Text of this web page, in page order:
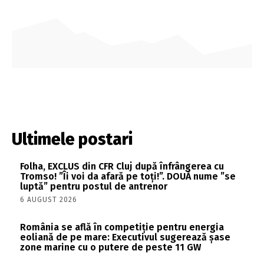
Ultimele postari
Folha, EXCLUS din CFR Cluj după înfrângerea cu
Tromso! ”Îi voi da afară pe toți!”. DOUĂ nume ”se
luptă” pentru postul de antrenor
6 AUGUST 2026
România se află în competiție pentru energia
eoliană de pe mare: Executivul sugerează șase
zone marine cu o putere de peste 11 GW